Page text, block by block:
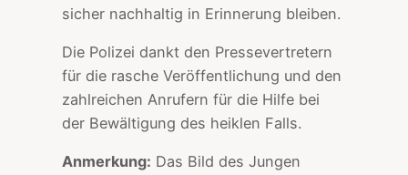
sicher nachhaltig in Erinnerung bleiben.
Die Polizei dankt den Pressevertretern
für die rasche Veröffentlichung und den
zahlreichen Anrufern für die Hilfe bei
der Bewältigung des heiklen Falls.
Anmerkung: Das Bild des Jungen